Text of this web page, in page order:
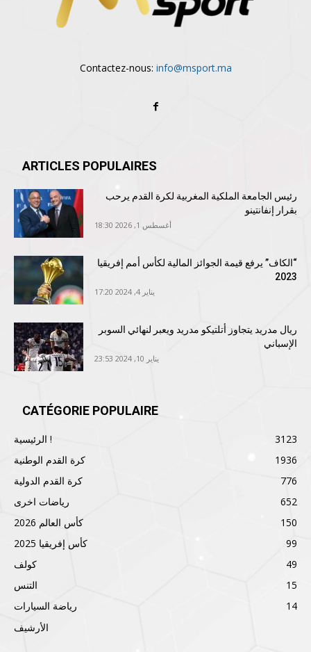
Contactez-nous: info@msport.ma
ARTICLES POPULAIRES
رئيس الجامعة الملكية المغربية لكرة القدم يرحب
بقرار إنفانتينو
أغسطس 1, 2026 18:30
“الكاف” يرفع قيمة الجوائز المالية لكأس أمم إفريقيا
2023
يناير 4, 2024 17:20
ريال مدريد يتجاوز أتلتيكو مدريد ويعبر لنهائي السوبر
الإسباني
يناير 10, 2024 23:53
CATÉGORIE POPULAIRE
الرئيسية !
3123
كرة القدم الوطنية
1936
كرة القدم الدولية
776
رياضات اخرى
652
كأس العالم 2026
150
كأس إفريقيا 2025
99
كولف
49
التنس
15
رياضة السيارات
14
الأرشيف